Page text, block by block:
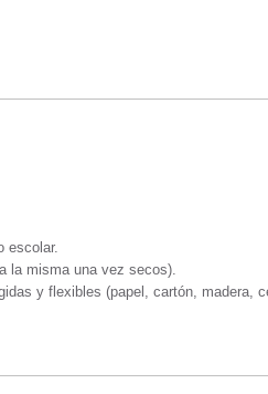
escolar.
la misma una vez secos).
y flexibles (papel, cartón, madera,